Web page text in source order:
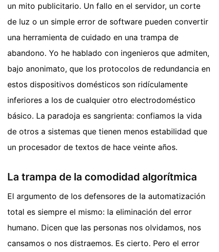
un mito publicitario. Un fallo en el servidor, un corte
de luz o un simple error de software pueden convertir
una herramienta de cuidado en una trampa de
abandono. Yo he hablado con ingenieros que admiten,
bajo anonimato, que los protocolos de redundancia en
estos dispositivos domésticos son ridículamente
inferiores a los de cualquier otro electrodoméstico
básico. La paradoja es sangrienta: confiamos la vida
de otros a sistemas que tienen menos estabilidad que
un procesador de textos de hace veinte años.
La trampa de la comodidad algorítmica
El argumento de los defensores de la automatización
total es siempre el mismo: la eliminación del error
humano. Dicen que las personas nos olvidamos, nos
cansamos o nos distraemos. Es cierto. Pero el error